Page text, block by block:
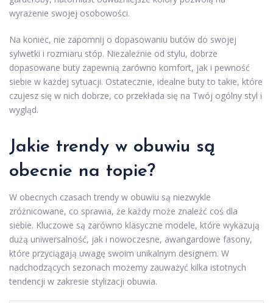
wyrażenie swojej osobowości.
Na koniec, nie zapomnij o dopasowaniu butów do swojej
sylwetki i rozmiaru stóp. Niezależnie od stylu, dobrze
dopasowane buty zapewnią zarówno komfort, jak i pewność
siebie w każdej sytuacji. Ostatecznie, idealne buty to takie, które
czujesz się w nich dobrze, co przekłada się na Twój ogólny styl i
wygląd.
Jakie trendy w obuwiu są
obecnie na topie?
W obecnych czasach trendy w obuwiu są niezwykle
zróżnicowane, co sprawia, że każdy może znaleźć coś dla
siebie. Kluczowe są zarówno klasyczne modele, które wykazują
dużą uniwersalność, jak i nowoczesne, awangardowe fasony,
które przyciągają uwagę swoim unikalnym designem. W
nadchodzących sezonach możemy zauważyć kilka istotnych
tendencji w zakresie stylizacji obuwia.